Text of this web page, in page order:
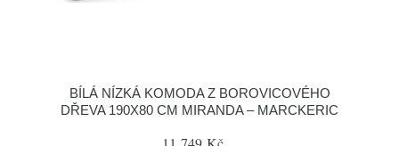
BÍLÁ NÍZKÁ KOMODA Z BOROVICOVÉHO
DŘEVA 190X80 CM MIRANDA – MARCKERIC